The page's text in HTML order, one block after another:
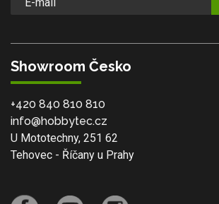
Showroom Česko
+420 840 810 810
info@hobbytec.cz
U Mototechny, 251 62
Tehovec - Říčany u Prahy